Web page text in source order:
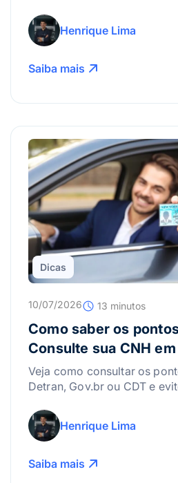
Henrique Lima
Saiba mais
Dicas
10/07/2026 13 minutos
Como saber os
Consulte sua CNH
Veja como consultar os
Detran, Gov.br ou CDT e
Henrique Lima
Saiba mais